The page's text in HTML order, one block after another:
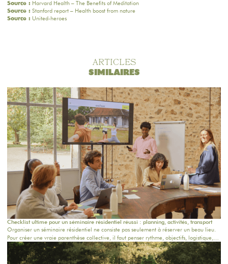
Source : Harvard Health – The Benefits of Meditation
Source : Stanford report – Health boost from nature
Source : United-heroes
ARTICLES
SIMILAIRES
Checklist ultime pour un séminaire résidentiel réussi : planning, activités, transport
Organiser un séminaire résidentiel ne consiste pas seulement à réserver un beau lieu.
Pour créer une vraie parenthèse collective, il faut penser rythme, objectifs, logistique,
confort, repas, activités et temps informels. Que vous prépariez un séminaire entreprise
en Île-de-France, un team building près de Paris ou une retraite bien-être dans une
maison de campagne proche Paris, cette checklist vous aide à structurer chaque étape.